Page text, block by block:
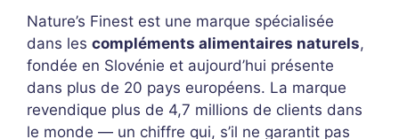
Nature’s Finest est une marque spécialisée
dans les compléments alimentaires naturels,
fondée en Slovénie et aujourd’hui présente
dans plus de 20 pays européens. La marque
revendique plus de 4,7 millions de clients dans
le monde — un chiffre qui, s’il ne garantit pas